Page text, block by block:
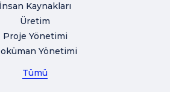
İnsan Kaynakları
Üretim
Proje Yönetimi
Yönetimi
Tümü